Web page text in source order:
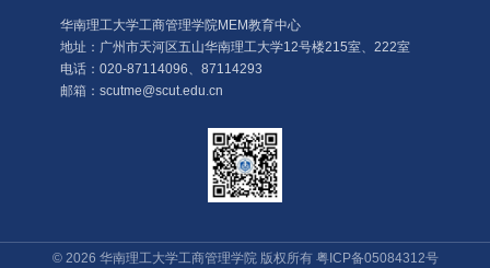
华南理工大学工商管理学院MEM教育中心
地址：广州市天河区五山华南理工大学12号楼215室、222室
电话：020-87114096、87114293
邮箱：scutme@scut.edu.cn
© 2026 华南理工大学工商管理学院 版权所有 粤ICP备05084312号